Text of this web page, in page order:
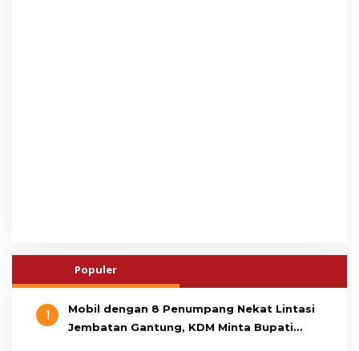
Populer
1
Mobil dengan 8 Penumpang Nekat Lintasi
Jembatan Gantung, KDM Minta Bupati